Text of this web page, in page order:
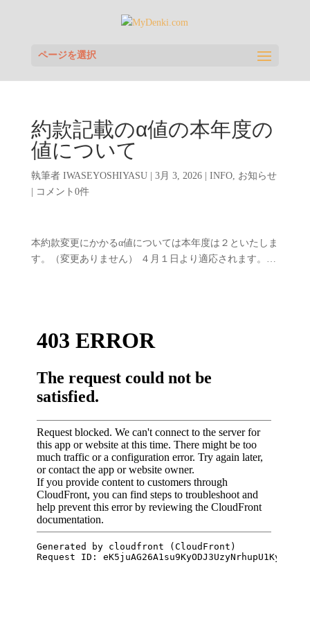
ページを選択
約款記載のα値の本年度の
値について
執筆者 IWASEYOSHIYASU| 3月 3, 2026| INFO, お知らせ
コメント0件
本約款変更にかかるα値については本年度は２といたしま
す。（変更ありません） ４月１日より適応されます。…